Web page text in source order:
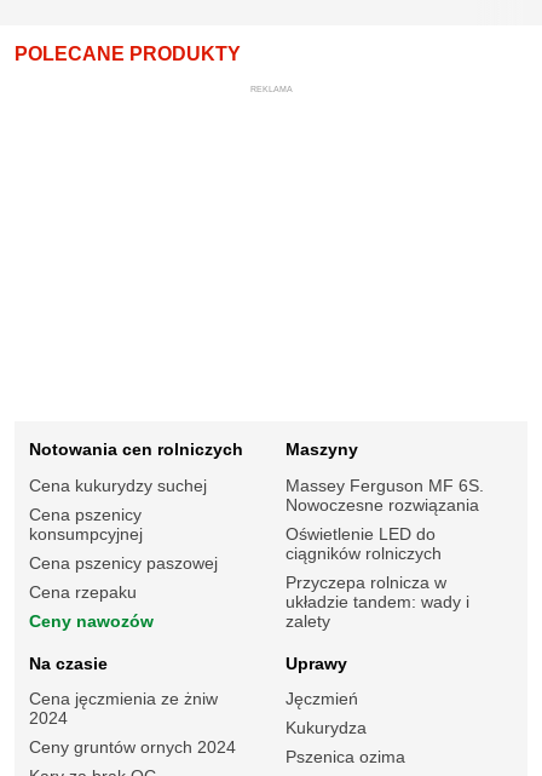
POLECANE PRODUKTY
REKLAMA
Notowania cen rolniczych
Cena kukurydzy suchej
Cena pszenicy
konsumpcyjnej
Cena pszenicy paszowej
Cena rzepaku
Ceny nawozów
Maszyny
Massey Ferguson MF 6S.
Nowoczesne rozwiązania
Oświetlenie LED do
ciągników rolniczych
Przyczepa rolnicza w
układzie tandem: wady i
zalety
Na czasie
Cena jęczmienia ze żniw
2024
Ceny gruntów ornych 2024
Uprawy
Jęczmień
Kukurydza
Pszenica ozima